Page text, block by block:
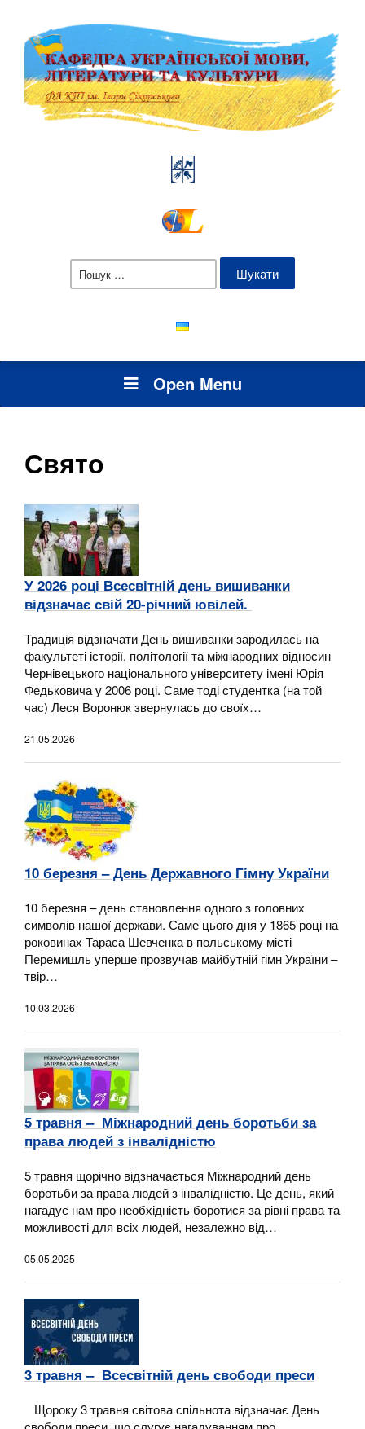
Пошук:
Open Menu
Свято
У 2026 році Всесвітній день вишиванки
відзначає свій 20-річний ювілей.
Традиція відзначати День вишиванки зародилась на
факультеті історії, політології та міжнародних відносин
Чернівецького національного університету імені Юрія
Федьковича у 2006 році. Саме тоді студентка (на той
час) Леся Воронюк звернулась до своїх…
21.05.2026
10 березня – День Державного Гімну України
10 березня – день становлення одного з головних
символів нашої держави. Саме цього дня у 1865 році на
роковинах Тараса Шевченка в польському місті
Перемишль уперше прозвучав майбутній гімн України –
твір…
10.03.2026
5 травня – Міжнародний день боротьби за
права людей з інвалідністю
5 травня щорічно відзначається Міжнародний день
боротьби за права людей з інвалідністю. Це день, який
нагадує нам про необхідність боротися за рівні права та
можливості для всіх людей, незалежно від…
05.05.2025
3 травня – Всесвітній день свободи преси
Щороку 3 травня світова спільнота відзначає День